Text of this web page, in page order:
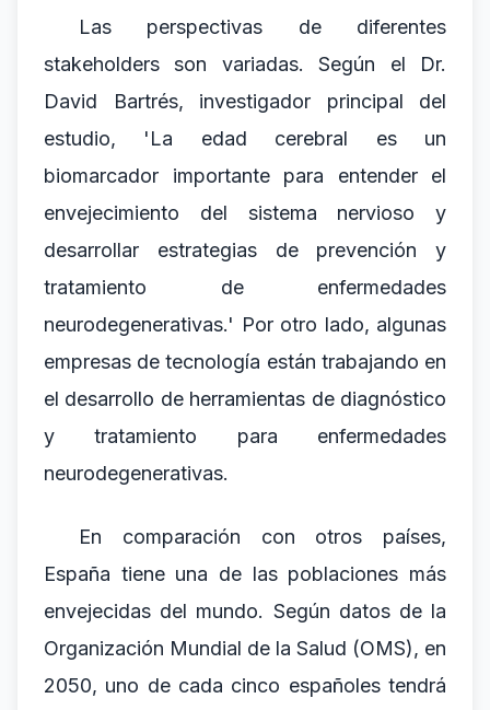
Las perspectivas de diferentes
stakeholders son variadas. Según el Dr.
David Bartrés, investigador principal del
estudio, 'La edad cerebral es un
biomarcador importante para entender el
envejecimiento del sistema nervioso y
desarrollar estrategias de prevención y
tratamiento de enfermedades
neurodegenerativas.' Por otro lado, algunas
empresas de tecnología están trabajando en
el desarrollo de herramientas de diagnóstico
y tratamiento para enfermedades
neurodegenerativas.
En comparación con otros países,
España tiene una de las poblaciones más
envejecidas del mundo. Según datos de la
Organización Mundial de la Salud (OMS), en
2050, uno de cada cinco españoles tendrá